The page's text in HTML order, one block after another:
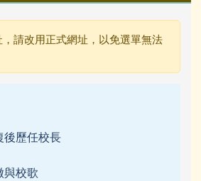
請改用正式網址，以免選單無法
後歷任校長
與校歌